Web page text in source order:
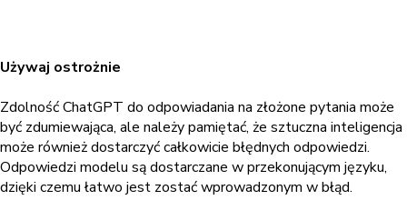
Używaj ostrożnie
Zdolność ChatGPT do odpowiadania na złożone pytania może
być zdumiewająca, ale należy pamiętać, że sztuczna inteligencja
może również dostarczyć całkowicie błędnych odpowiedzi.
Odpowiedzi modelu są dostarczane w przekonującym języku,
dzięki czemu łatwo jest zostać wprowadzonym w błąd.